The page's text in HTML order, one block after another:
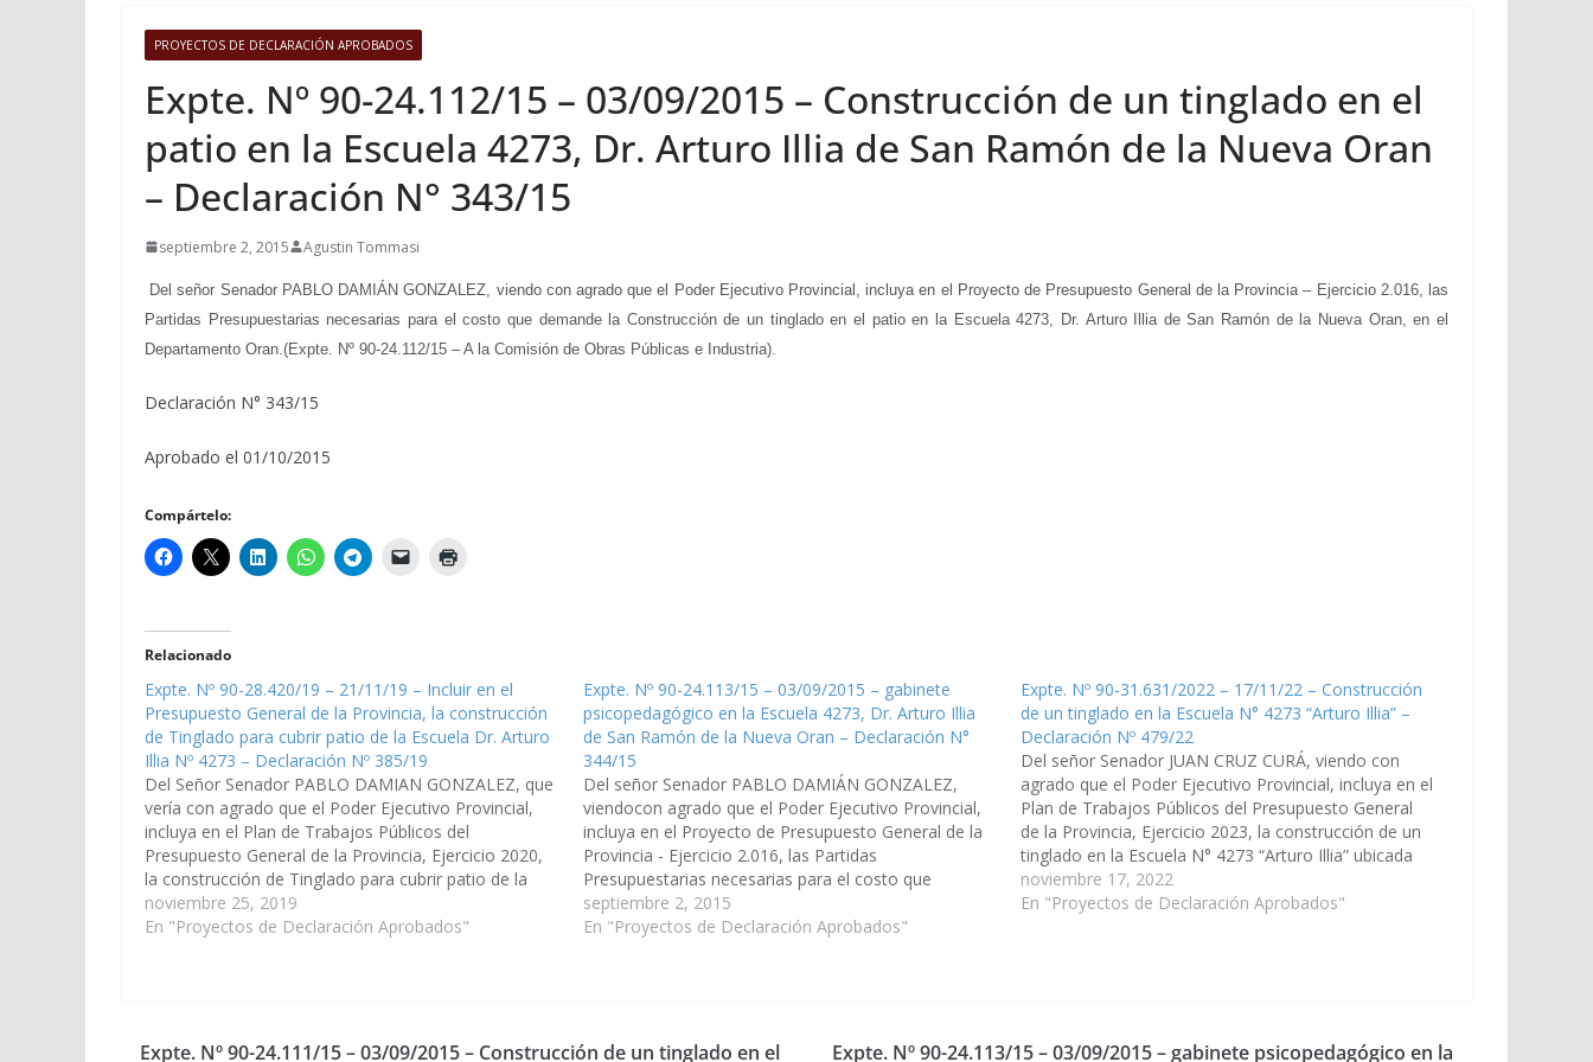
PROYECTOS DE DECLARACIÓN APROBADOS
Expte. Nº 90-24.112/15 – 03/09/2015 – Construcción de un tinglado en el
patio en la Escuela 4273, Dr. Arturo Illia de San Ramón de la Nueva Oran
– Declaración N° 343/15
septiembre 2, 2015 Agustin Tommasi
Del señor Senador PABLO DAMIÁN GONZALEZ, viendo con agrado que el Poder Ejecutivo Provincial, incluya en el Proyecto de Presupuesto General de la Provincia – Ejercicio 2.016, las
Partidas Presupuestarias necesarias para el costo que demande la Construcción de un tinglado en el patio en la Escuela 4273, Dr. Arturo Illia de San Ramón de la Nueva Oran, en el
Departamento Oran.(Expte. Nº 90-24.112/15 – A la Comisión de Obras Públicas e Industria).
Declaración N° 343/15
Aprobado el 01/10/2015
Compártelo:
Relacionado
Expte. Nº 90-28.420/19 – 21/11/19 – Incluir en el
Presupuesto General de la Provincia, la construcción
de Tinglado para cubrir patio de la Escuela Dr. Arturo
Illia Nº 4273 – Declaración Nº 385/19
Del Señor Senador PABLO DAMIAN GONZALEZ, que
vería con agrado que el Poder Ejecutivo Provincial,
incluya en el Plan de Trabajos Públicos del
Presupuesto General de la Provincia, Ejercicio 2020,
la construcción de Tinglado para cubrir patio de la
Escuela Dr. Arturo Illia Nº 4273, en la Ciudad de San…
noviembre 25, 2019
En "Proyectos de Declaración Aprobados"
Expte. Nº 90-24.113/15 – 03/09/2015 – gabinete
psicopedagógico en la Escuela 4273, Dr. Arturo Illia
de San Ramón de la Nueva Oran – Declaración N°
344/15
Del señor Senador PABLO DAMIÁN GONZALEZ,
viendocon agrado que el Poder Ejecutivo Provincial,
incluya en el Proyecto de Presupuesto General de la
Provincia - Ejercicio 2.016, las Partidas
Presupuestarias necesarias para el costo que
demande la Construcción de un espacio destinado al
gabinete psicopedagógico en la Escuela 4273, Dr.
septiembre 2, 2015
En "Proyectos de Declaración Aprobados"
Expte. Nº 90-31.631/2022 – 17/11/22 – Construcción
de un tinglado en la Escuela N° 4273 “Arturo Illia” –
Declaración Nº 479/22
Del señor Senador JUAN CRUZ CURÁ, viendo con
agrado que el Poder Ejecutivo Provincial, incluya en el
Plan de Trabajos Públicos del Presupuesto General
de la Provincia, Ejercicio 2023, la construcción de un
tinglado en la Escuela N° 4273 “Arturo Illia” ubicada
en la ciudad de San Ramón de la Nueva…
noviembre 17, 2022
En "Proyectos de Declaración Aprobados"
Expte. Nº 90-24.111/15 – 03/09/2015 – Construcción de un tinglado en el Expte. Nº 90-24.113/15 – 03/09/2015 – gabinete psicopedagógico en la